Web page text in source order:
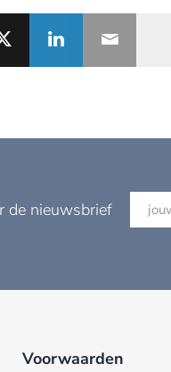
de nieuwsbrief
Voorwaarden